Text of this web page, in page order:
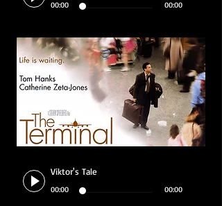
00:00 00:00
Viktor's Tale
00:00 00:00